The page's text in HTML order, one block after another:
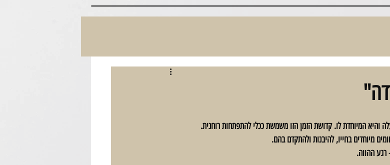
המיוחדת לו. קדושת הזמן הזו משמשת ככלי להתפתחות רוחנית.
מיוחדים בחייו, להיבנות ולהתקדם בהם.
רגע ההווה.